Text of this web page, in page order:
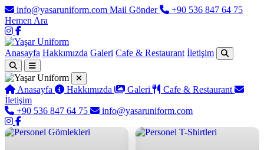
info@yasaruniform.com Mail Gönder
+90 536 847 64 75
Hemen Ara
Anasayfa Hakkımızda Galeri Cafe & Restaurant İletişim
Anasayfa Hakkımızda Galeri
Cafe & Restaurant
İletişim
+90 536 847 64 75
info@yasaruniform.com
Yaşar Uniform - Profesyonel İş